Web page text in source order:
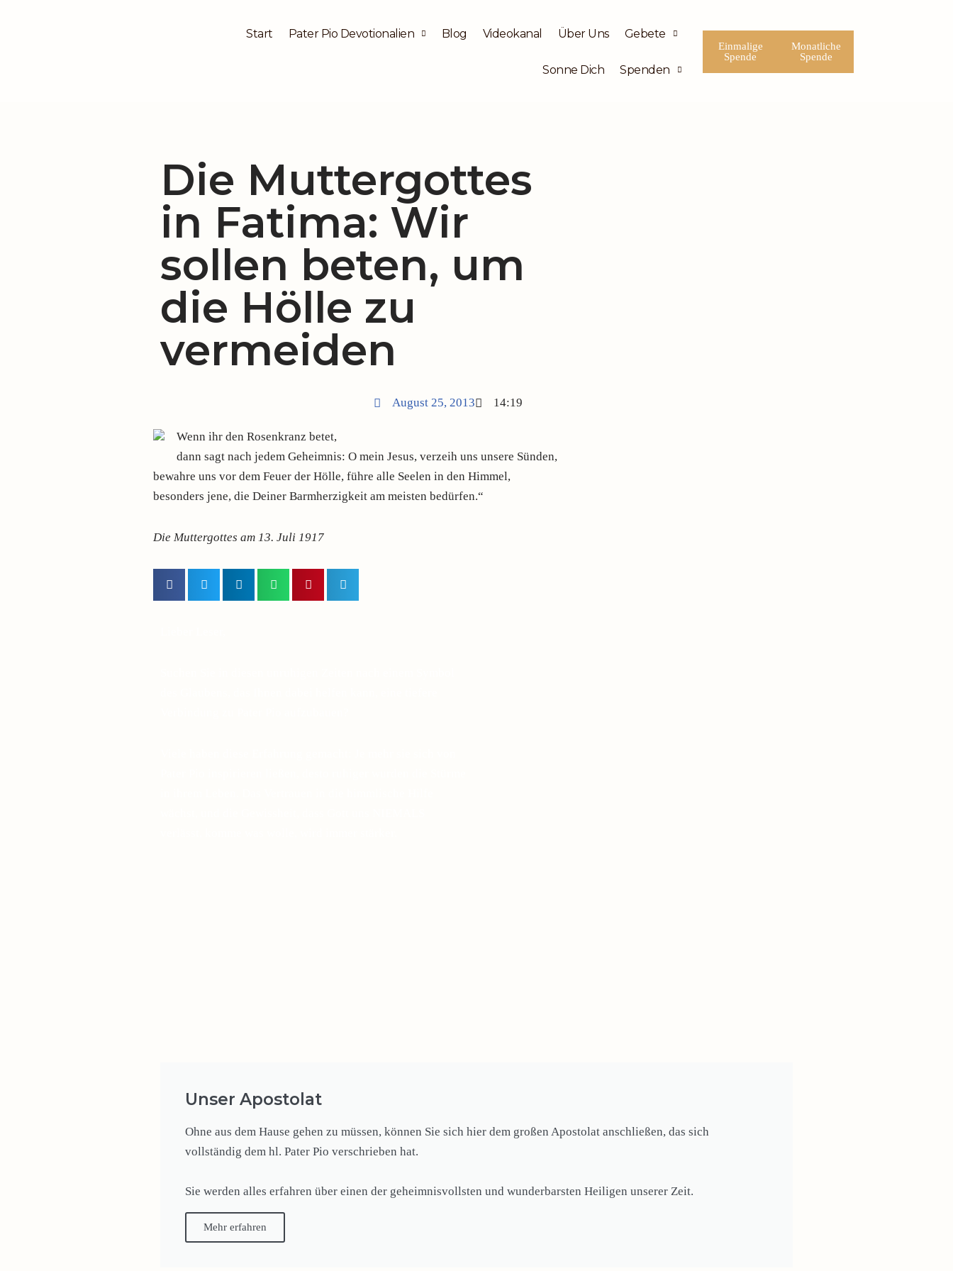
Start Pater Pio Devotionalien Blog Videokanal Über Uns Gebete
Sonne Dich Spenden
Einmalige
Spende
Monatliche
Spende
Die Muttergottes
in Fatima: Wir
sollen beten, um
die Hölle zu
vermeiden
August 25, 2013 14:19
Wenn ihr den Rosenkranz betet,
dann sagt nach jedem Geheimnis: O mein Jesus, verzeih uns unsere Sünden,
bewahre uns vor dem Feuer der Hölle, führe alle Seelen in den Himmel,
besonders jene, die Deiner Barmherzigkeit am meisten bedürfen.“
Die Muttergottes am 13. Juli 1917
Unser Apostolat
Ohne aus dem Hause gehen zu müssen, können Sie sich hier dem großen Apostolat anschließen, das sich
vollständig dem hl. Pater Pio verschrieben hat.
Sie werden alles erfahren über einen der geheimnisvollsten und wunderbarsten Heiligen unserer Zeit.
Mehr erfahren